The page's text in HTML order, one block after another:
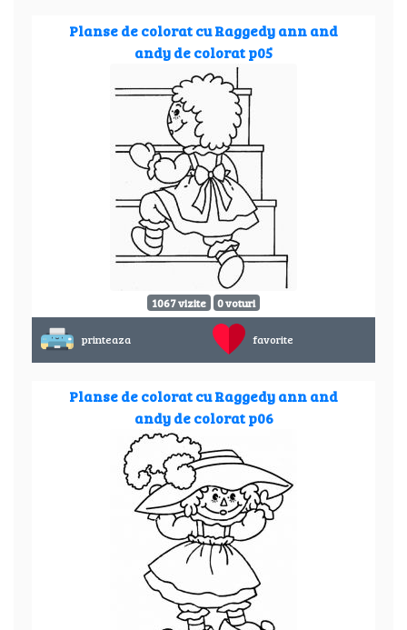
Planse de colorat cu Raggedy ann and
andy de colorat p05
1067 vizite 0 voturi
printeaza favorite
Planse de colorat cu Raggedy ann and
andy de colorat p06